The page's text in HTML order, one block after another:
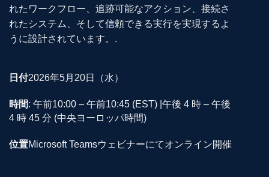
れたワークフロー、追跡可能なアクション、接続さ
れたシステム、そして信頼できる実行を実現するよ
うに設計されています。.
日付2026年5月20日（水）
時間: 午前10:00 – 午前10:45 (EST) |午後 4 時 – 午後
4 時 45 分 (中央ヨーロッパ時間)
位置Microsoft Teamsウェビナーにてオンライン開催